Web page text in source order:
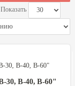
Показать
30, В-40, В-60"